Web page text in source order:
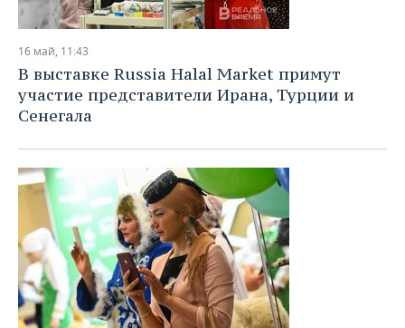
16 май, 11:43
В выставке Russia Halal Market примут
участие представители Ирана, Турции и
Сенегала